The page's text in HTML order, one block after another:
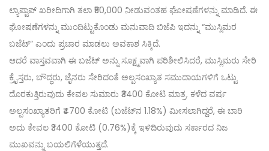
ಲ್ಯಾಪ್ಟಾಪ್ ಖರೀದಿಗಾಗಿ ತಲಾ ₹50,000 ನೀಡುವಂತಹ ಘೋಷಣೆಗಳನ್ನು ಮಾಡಿದೆ. ಈ
ಘೋಷಣೆಗಳನ್ನು ಮುಂದಿಟ್ಟುಕೊಂಡು ಮನುವಾದಿ ಬಿಜೆಪಿ ಇದನ್ನು “ಮುಸ್ಲಿಮರ
ಬಜೆಟ್” ಎಂದು ಪ್ರಚಾರ ಮಾಡಲು ಅವಕಾಶ ಸಿಕ್ಕಿದೆ.
ಆದರೆ ವಾಸ್ತವವಾಗಿ ಈ ಬಜೆಟ್ ಅನ್ನು ಸೂಕ್ಷ್ಮವಾಗಿ ಪರಿಶೀಲಿಸಿದರೆ, ಮುಸ್ಲಿಮರು ಸೇರಿ
ಕ್ರೈಸ್ತರು, ಬೌದ್ಧರು, ಜೈನರು ಸೇರಿದಂತೆ ಅಲ್ಪಸಂಖ್ಯಾತ ಸಮುದಾಯಗಳಿಗೆ ಒಟ್ಟು
ದೊರಕುತ್ತಿರುವುದು ಕೇವಲ ಸುಮಾರು ₹3400 ಕೋಟಿ ಮಾತ್ರ. ಕಳೆದ ವರ್ಷ
ಅಲ್ಪಸಂಖ್ಯಾತರಿಗೆ ₹4700 ಕೋಟಿ (ಬಜೆಟ್‌ನ 1.18%) ಮೀಸಲಾಗಿದ್ದರೆ, ಈ ಬಾರಿ
ಅದು ಕೇವಲ ₹3400 ಕೋಟಿ (0.76%)ಕ್ಕೆ ಇಳಿದಿರುವುದು ಸರ್ಕಾರದ ನಿಜ
ಮುಖವನ್ನು ಬಯಲಿಗೆಳೆಯುತ್ತದೆ.